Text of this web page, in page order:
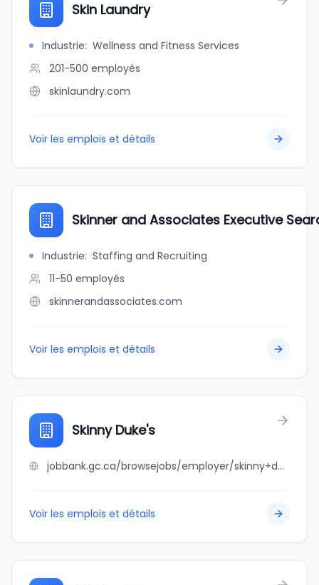
Skin Laundry
Industrie: Wellness and Fitness Services
201-500 employés
skinlaundry.com
Voir les emplois et détails
Skinner and Associates Executive
Industrie: Staffing and Recruiting
11-50 employés
skinnerandassociates.com
Voir les emplois et détails
Skinny Duke's
jobbank.gc.ca/browsejobs/employer/skinny+duke%27s/ca
Voir les emplois et détails